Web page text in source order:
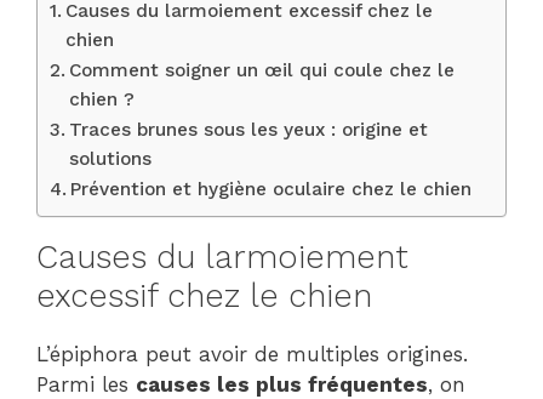
Causes du larmoiement excessif chez le
chien
Comment soigner un œil qui coule chez le
chien ?
Traces brunes sous les yeux : origine et
solutions
Prévention et hygiène oculaire chez le chien
Causes du larmoiement
excessif chez le chien
L’épiphora peut avoir de multiples origines.
Parmi les causes les plus fréquentes, on